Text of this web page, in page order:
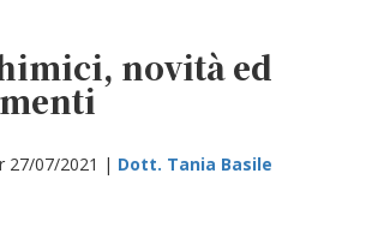
novità ed
27/07/2021 | Dott. Tania Basile